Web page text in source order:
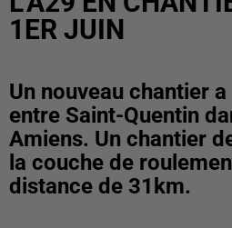
1ER JUIN
Un nouveau chantier
entre Saint-Quentin
Amiens. Un chantier
la couche de
distance de 31km.